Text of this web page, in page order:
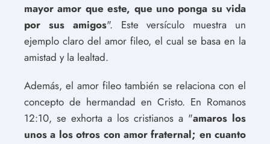
mayor amor que este, que uno ponga su vida
por sus amigos". Este versículo muestra un
ejemplo claro del amor fileo, el cual se basa en la
amistad y la lealtad.
Además, el amor fileo también se relaciona con el
concepto de hermandad en Cristo. En Romanos
12:10, se exhorta a los cristianos a "amaros los
unos a los otros con amor fraternal; en cuanto